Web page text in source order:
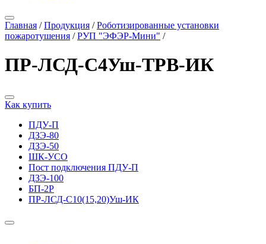
Главная /Продукция /Роботизированные установки
пожаротушения /РУП "ЭФЭР-Мини" /
ПР-ЛСД-С4Уш-ТРВ-ИК
Как купить
ПДУ-П
ДЗЭ-80
ДЗЭ-50
ШК-УСО
Пост подключения ПДУ-П
ДЗЭ-100
БП-2Р
ПР-ЛСД-С10(15,20)Уш-ИК